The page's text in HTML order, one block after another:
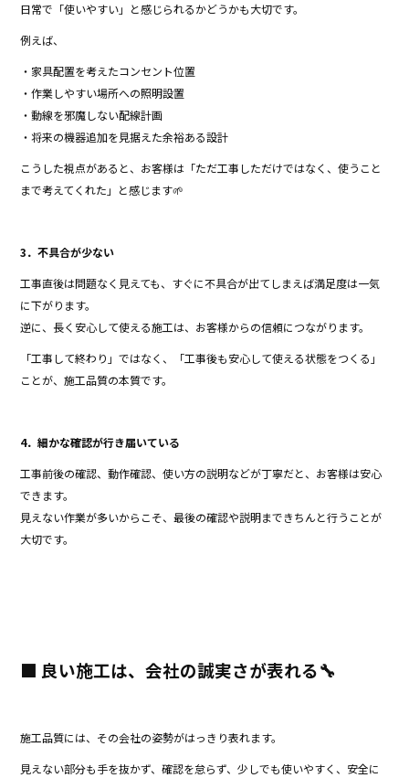
日常で「使いやすい」と感じられるかどうかも大切です。
例えば、
・家具配置を考えたコンセント位置
・作業しやすい場所への照明設置
・動線を邪魔しない配線計画
・将来の機器追加を見据えた余裕ある設計
こうした視点があると、お客様は「ただ工事しただけではなく、使うこと
まで考えてくれた」と感じます🌱
3．不具合が少ない
工事直後は問題なく見えても、すぐに不具合が出てしまえば満足度は一気
に下がります。
逆に、長く安心して使える施工は、お客様からの信頼につながります。
「工事して終わり」ではなく、「工事後も安心して使える状態をつくる」
ことが、施工品質の本質です。
4．細かな確認が行き届いている
工事前後の確認、動作確認、使い方の説明などが丁寧だと、お客様は安心
できます。
見えない作業が多いからこそ、最後の確認や説明まできちんと行うことが
大切です。
■ 良い施工は、会社の誠実さが表れる🔧
施工品質には、その会社の姿勢がはっきり表れます。
見えない部分も手を抜かず、確認を怠らず、少しでも使いやすく、安全に